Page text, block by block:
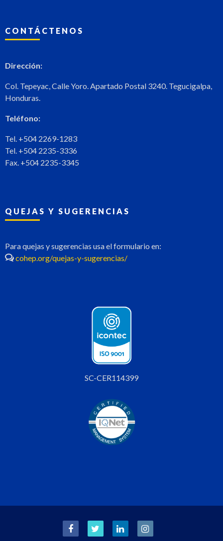
CONTÁCTENOS
Dirección:
Col. Tepeyac, Calle Yoro. Apartado Postal 3240. Tegucigalpa,
Honduras.
Teléfono:
Tel. +504 2269-1283
Tel. +504 2235-3336
Fax. +504 2235-3345
QUEJAS Y SUGERENCIAS
Para quejas y sugerencias usa el formulario en:
cohep.org/quejas-y-sugerencias/
SC-CER114399